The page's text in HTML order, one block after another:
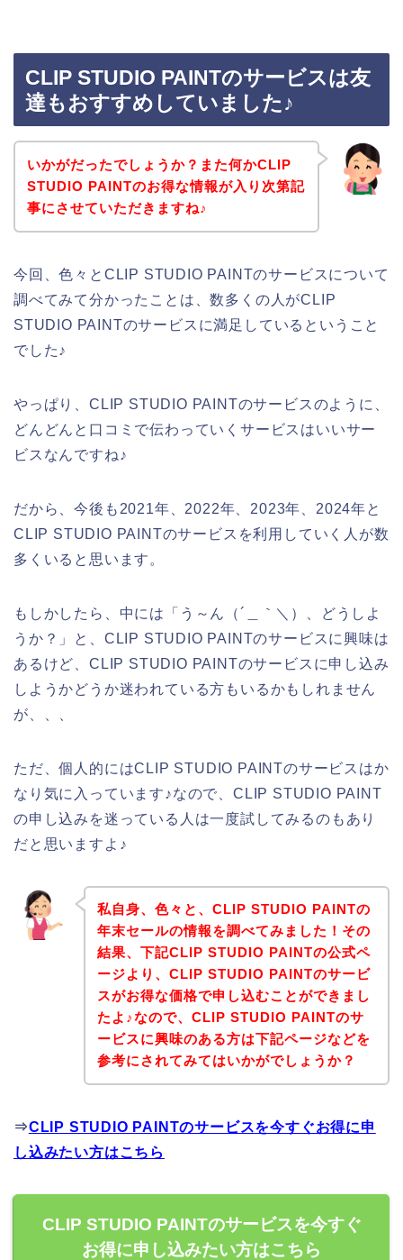
CLIP STUDIO PAINTのサービスは友
達もおすすめしていました♪
いかがだったでしょうか？また何かCLIP
STUDIO PAINTのお得な情報が入り次第記
事にさせていただきますね♪
今回、色々とCLIP STUDIO PAINTのサービスについて
調べてみて分かったことは、数多くの人がCLIP
STUDIO PAINTのサービスに満足しているということ
でした♪
やっぱり、CLIP STUDIO PAINTのサービスのように、
どんどんと口コミで伝わっていくサービスはいいサー
ビスなんですね♪
だから、今後も2021年、2022年、2023年、2024年と
CLIP STUDIO PAINTのサービスを利用していく人が数
多くいると思います。
もしかしたら、中には「う～ん（´＿｀＼）、どうしよ
うか？」と、CLIP STUDIO PAINTのサービスに興味は
あるけど、CLIP STUDIO PAINTのサービスに申し込み
しようかどうか迷われている方もいるかもしれません
が、、、
ただ、個人的にはCLIP STUDIO PAINTのサービスはか
なり気に入っています♪なので、CLIP STUDIO PAINT
の申し込みを迷っている人は一度試してみるのもあり
だと思いますよ♪
私自身、色々と、CLIP STUDIO PAINTの
年末セールの情報を調べてみました！その
結果、下記CLIP STUDIO PAINTの公式ペ
ージより、CLIP STUDIO PAINTのサービ
スがお得な価格で申し込むことができまし
たよ♪なので、CLIP STUDIO PAINTのサ
ービスに興味のある方は下記ページなどを
参考にされてみてはいかがでしょうか？
⇒CLIP STUDIO PAINTのサービスを今すぐお得に申
し込みたい方はこちら
CLIP STUDIO PAINTのサービスを今すぐ
お得に申し込みたい方はこちら